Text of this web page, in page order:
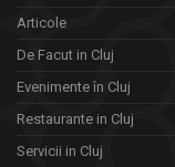
Articole
De Facut in Cluj
Evenimente în Cluj
Restaurante in Cluj
Servicii in Cluj